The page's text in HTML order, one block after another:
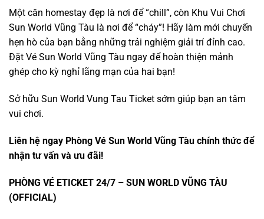
Một căn homestay đẹp là nơi để “chill”, còn Khu Vui Chơi
Sun World Vũng Tàu là nơi để “cháy”! Hãy làm mới chuyến
hẹn hò của bạn bằng những trải nghiệm giải trí đỉnh cao.
Đặt Vé Sun World Vũng Tàu ngay để hoàn thiện mảnh
ghép cho kỳ nghỉ lãng mạn của hai bạn!
Sở hữu Sun World Vung Tau Ticket sớm giúp bạn an tâm
vui chơi.
Liên hệ ngay Phòng Vé Sun World Vũng Tàu chính thức để
nhận tư vấn và ưu đãi!
PHÒNG VÉ ETICKET 24/7 – SUN WORLD VŨNG TÀU
(OFFICIAL)